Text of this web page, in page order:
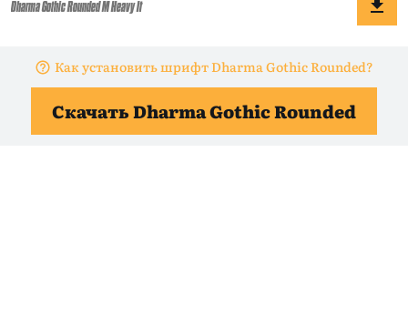
Как установить шрифт Dharma Gothic Rounded?
Скачать Dharma Gothic Rounded